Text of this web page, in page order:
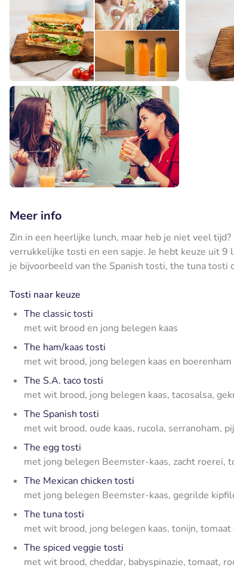
Meer info
Zin in een heerlijke lunch, maar heb je niet veel
verrukkelijke tosti en een sapje. Je hebt keuze uit
je bijvoorbeeld van the Spanish tosti, the tuna tosti
Tosti naar keuze
The classic tosti
met wit brood en jong belegen kaas
The ham/kaas tosti
met wit brood, jong belegen kaas en boerenham
The S.A. taco tosti
met wit brood, jong belegen kaas, tacosalsa,
The Spanish tosti
met wit brood, oude kaas, rucola, serranoham,
The egg tosti
met jong belegen Beemster-kaas, zacht roerei,
The Mexican chicken tosti
met jong belegen Beemster-kaas, gegrilde
The tuna tosti
met wit brood, jong belegen kaas, tonijn, tomaat
The spiced veggie tosti
met wit brood, cheddar, babyspinazie, tomaat,